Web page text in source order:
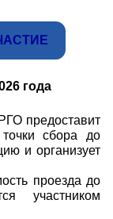
года
предоставит
сбора до
и организует
проезда до
участником